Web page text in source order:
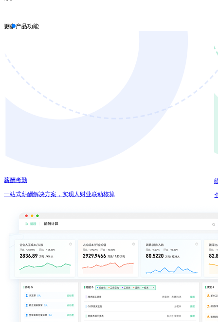
更多产品功能
薪酬考勤
一站式薪酬解决方案，实现人财业联动核算